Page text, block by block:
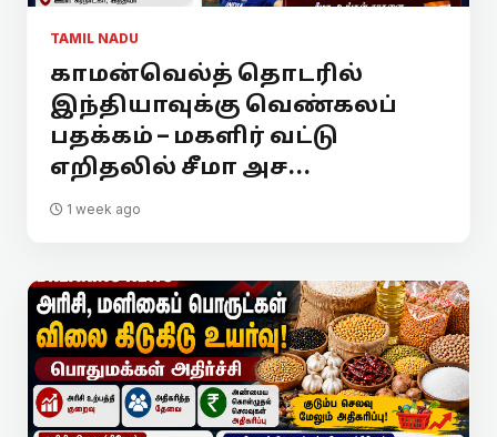
TAMIL NADU
காமன்வெல்த் தொடரில்
இந்தியாவுக்கு வெண்கலப்
பதக்கம் – மகளிர் வட்டு
எறிதலில் சீமா அச...
1 week ago